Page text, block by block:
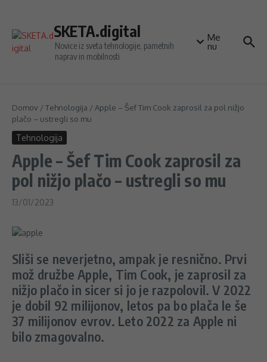
SKETA.digital
Novice iz sveta tehnologije, pametnih
naprav in mobilnosti
Me
nu
Domov / Tehnologija / Apple – Šef Tim Cook zaprosil za pol nižjo
plačo – ustregli so mu
Tehnologija
Apple – Šef Tim Cook zaprosil za
pol nižjo plačo – ustregli so mu
13/01/2023
Sliši se neverjetno, ampak je resnično. Prvi
mož družbe Apple, Tim Cook, je zaprosil za
nižjo plačo in sicer si jo je razpolovil. V 2022
je dobil 92 milijonov, letos pa bo plača le še
37 milijonov evrov. Leto 2022 za Apple ni
bilo zmagovalno.